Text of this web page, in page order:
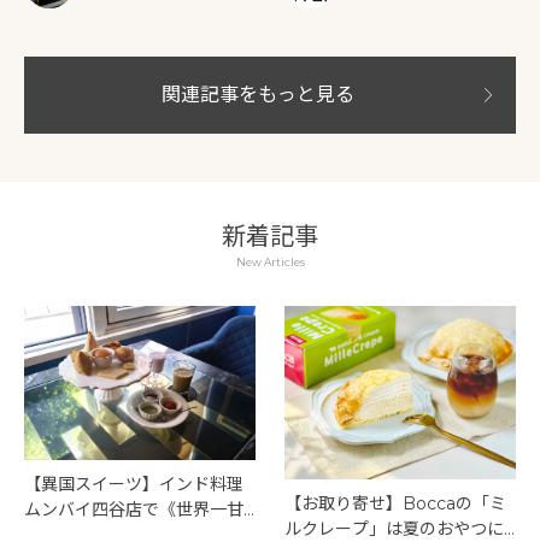
関連記事をもっと見る
新着記事
New Articles
【異国スイーツ】インド料理
ムンバイ四谷店で《世界一甘
【お取り寄せ】Boccaの「ミ
ルクレープ」は夏のおやつに